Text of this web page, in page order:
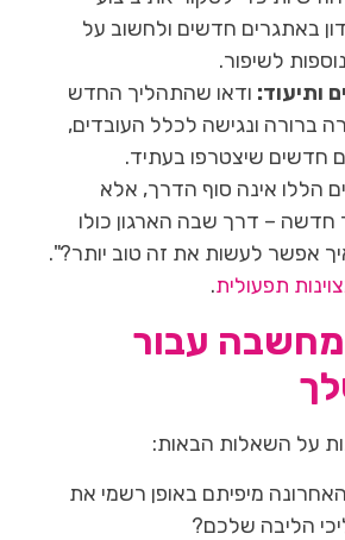
באתגרים חדשים ולחשוב על
לשיפור.
ותיעוד: ודאו שהתהליך החדש
ברורה ונגישה לכלל העובדים,
חדשים שיצטרפו בעתיד.
הצעדים הללו אינה סוף הדרך, אלא
– דרך שבה הארגון כולו
אפשר לעשות את זה טוב יותר?".
תפעולית.
עבור
על השאלות הבאות:
מיפיתם באופן רשמי את
הליבה שלכם?